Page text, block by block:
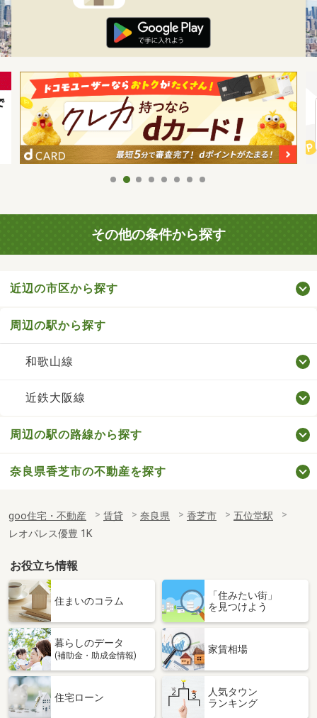
その他の条件から探す
近辺の市区から探す
周辺の駅から探す
和歌山線
近鉄大阪線
周辺の駅の路線から探す
奈良県香芝市の不動産を探す
goo住宅・不動産 賃貸 奈良県 香芝市
五位堂駅
レオパレス優豊 1K
お役立ち情報
住まいのコラム
「住みたい街」
を見つけよう
暮らしのデータ
(補助金・助成金情報)
家賃相場
住宅ローン
人気タウン
ランキング